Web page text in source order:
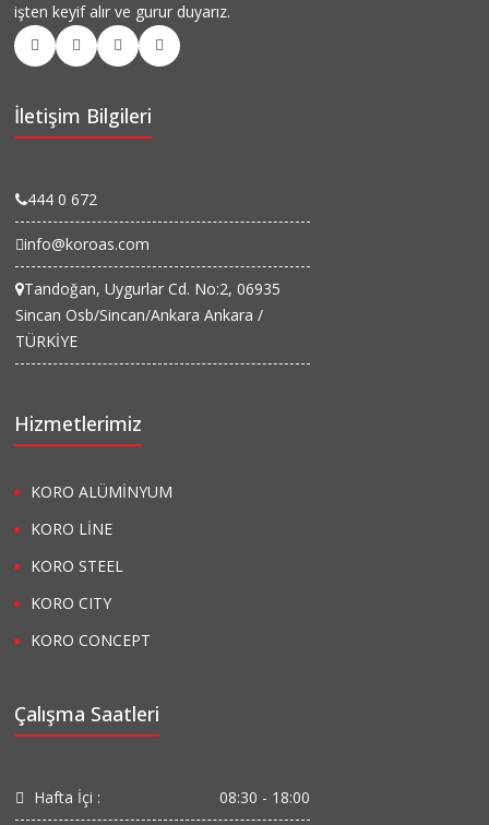
işten keyif alır ve gurur duyarız.
İletişim Bilgileri
444 0 672
info@koroas.com
Tandoğan, Uygurlar Cd. No:2, 06935
Sincan Osb/Sincan/Ankara Ankara /
TÜRKİYE
Hizmetlerimiz
KORO ALÜMİNYUM
KORO LİNE
KORO STEEL
KORO CITY
KORO CONCEPT
Çalışma Saatleri
Hafta İçi : 08:30 - 18:00